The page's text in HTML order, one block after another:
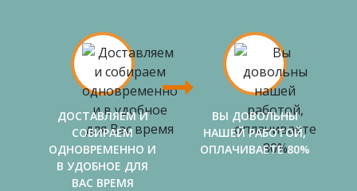
ДОСТАВЛЯЕМ И
СОБИРАЕМ
ОДНОВРЕМЕННО И
В УДОБНОЕ ДЛЯ
ВАС ВРЕМЯ
ВЫ ДОВОЛЬНЫ
НАШЕЙ РАБОТОЙ,
ОПЛАЧИВАЕТЕ 80%